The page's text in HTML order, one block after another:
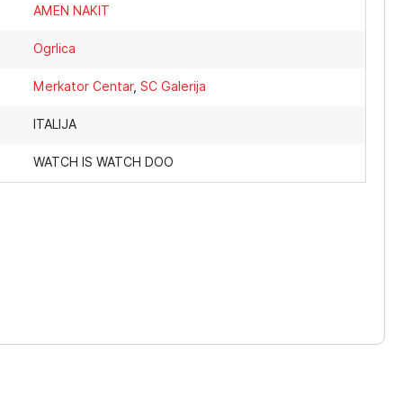
AMEN NAKIT
Ogrlica
Merkator Centar,SC Galerija
ITALIJA
WATCH IS WATCH DOO